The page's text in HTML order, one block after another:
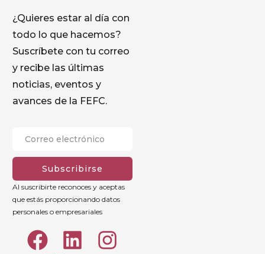
¿Quieres estar al día con
todo lo que hacemos?
Suscríbete con tu correo
y recibe las últimas
noticias, eventos y
avances de la FEFC.
Subscribirse
Al suscribirte reconoces y aceptas
que estás proporcionando datos
personales o empresariales